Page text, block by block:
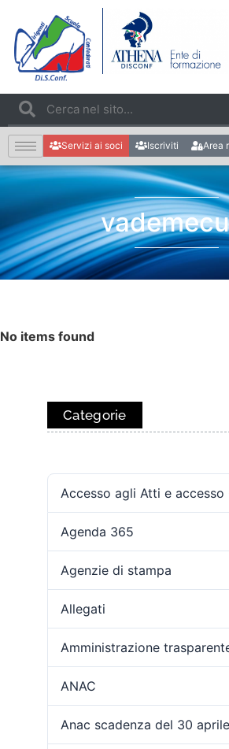
Servizi ai soci Iscriviti Area
No items found
Categorie
Accesso agli Atti e accesso
Agenda 365
Agenzie di stampa
Allegati
Amministrazione
ANAC
Anac scadenza del 30